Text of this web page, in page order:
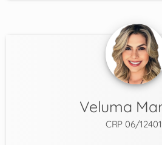
Veluma
CRP 06/